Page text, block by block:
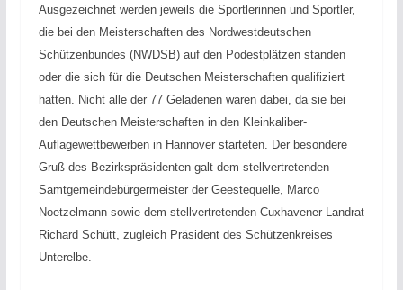
Ausgezeichnet werden jeweils die Sportlerinnen und Sportler,
die bei den Meisterschaften des Nordwestdeutschen
Schützenbundes (NWDSB) auf den Podestplätzen standen
oder die sich für die Deutschen Meisterschaften qualifiziert
hatten. Nicht alle der 77 Geladenen waren dabei, da sie bei
den Deutschen Meisterschaften in den Kleinkaliber-
Auflagewettbewerben in Hannover starteten. Der besondere
Gruß des Bezirkspräsidenten galt dem stellvertretenden
Samtgemeindebürgermeister der Geestequelle, Marco
Noetzelmann sowie dem stellvertretenden Cuxhavener Landrat
Richard Schütt, zugleich Präsident des Schützenkreises
Unterelbe.